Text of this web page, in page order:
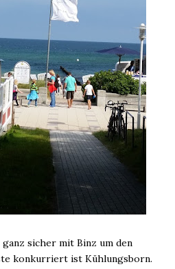
ganz sicher mit Binz um den
konkurriert ist Kühlungsborn.